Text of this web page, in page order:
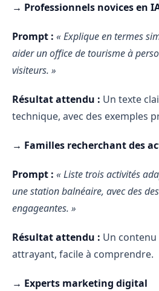
→ Professionnels novices en
Prompt : « Explique en termes
aider un office de tourisme à
visiteurs. »
Résultat attendu : Un texte
technique, avec des exemples
→ Familles recherchant des
Prompt : « Liste trois activités
une station balnéaire, avec des
engageantes. »
Résultat attendu : Un
attrayant, facile à comprendre.
→ Experts marketing digital